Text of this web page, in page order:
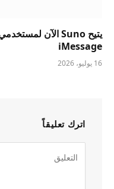
iMessage
16 يوليو، 2026
اترك تعليقاً